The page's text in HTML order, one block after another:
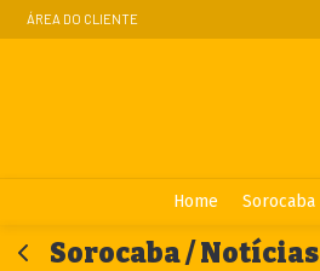
ÁREA DO CLIENTE
Home Sorocaba
Sorocaba / Notícias